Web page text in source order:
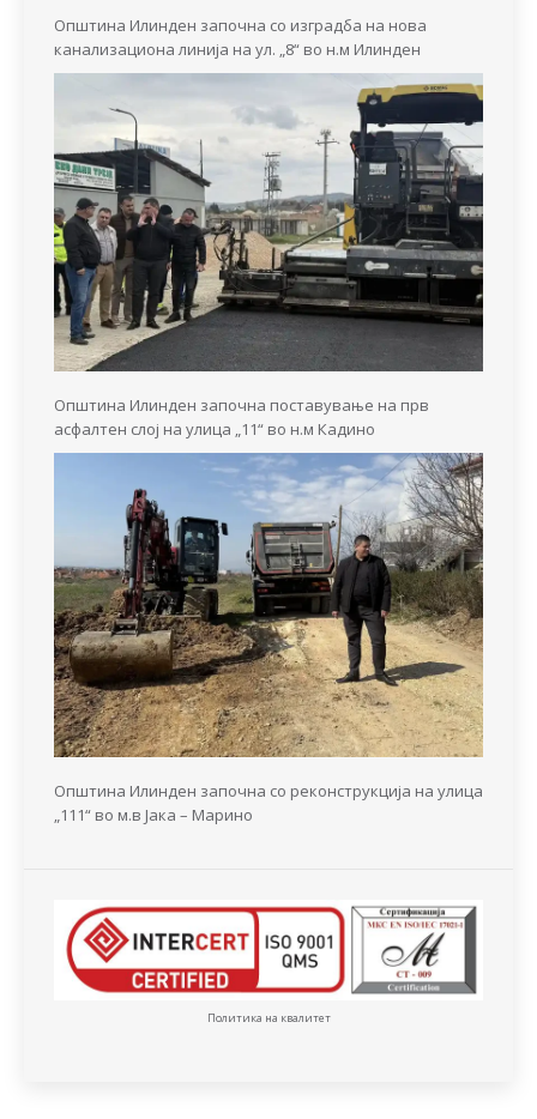
Општина Илинден започна со изградба на нова
канализациона линија на ул. „8“ во н.м Илинден
Општина Илинден започна поставување на прв
асфалтен слој на улица „11“ во н.м Кадино
Општина Илинден започна со реконструкција на улица
„111“ во м.в Јака – Марино
Политика на квалитет